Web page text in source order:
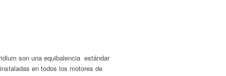
son una equibalencia estándar
en todos los motores de